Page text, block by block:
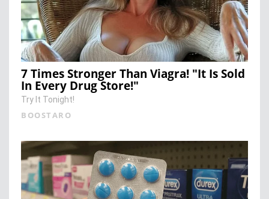
7 Times Stronger Than Viagra! "It Is Sold
In Every Drug Store!"
Try It Tonight!
BOOSTARO